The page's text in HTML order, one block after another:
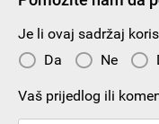
Je li ovaj sadržaj
Da
Ne
Vaš prijedlog ili